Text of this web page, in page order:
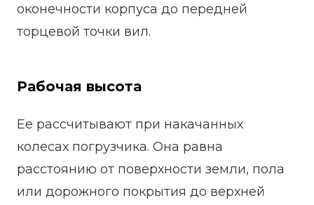
оконечности корпуса до передней
торцевой точки вил.
Рабочая высота
Ее рассчитывают при накачанных
колесах погрузчика. Она равна
расстоянию от поверхности земли, пола
или дорожного покрытия до верхней